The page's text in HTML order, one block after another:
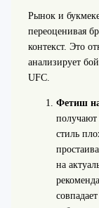
Рынок и
переоценивая
контекст. Это
анализирует
UFC.
Фетиш
получают
стиль
на